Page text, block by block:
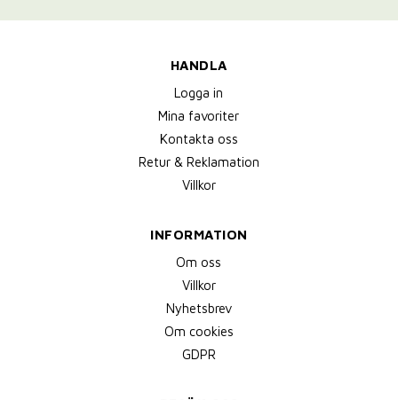
HANDLA
Logga in
Mina favoriter
Kontakta oss
Retur & Reklamation
Villkor
INFORMATION
Om oss
Villkor
Nyhetsbrev
Om cookies
GDPR